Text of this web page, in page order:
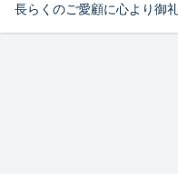
長らくのご愛顧に心より御